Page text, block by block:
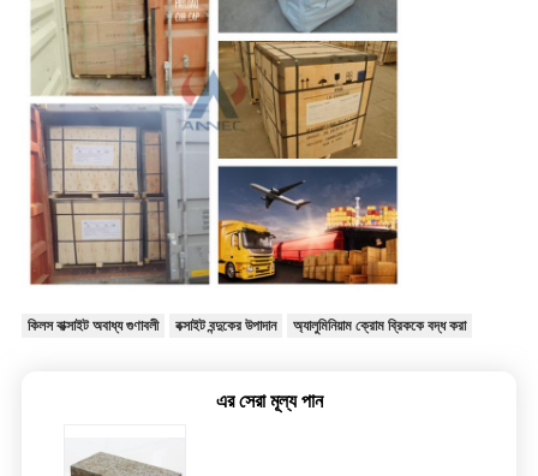
কিলস বাক্সাইট অবাধ্য গুণাবলী বক্সাইট বন্দুকের উপাদান অ্যালুমিনিয়াম ক্রোম ব্রিককে বদ্ধ করা
এর সেরা মূল্য পান